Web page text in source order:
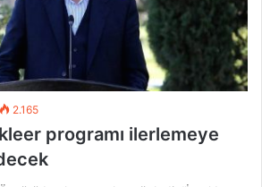
2.165
programı ilerlemeye